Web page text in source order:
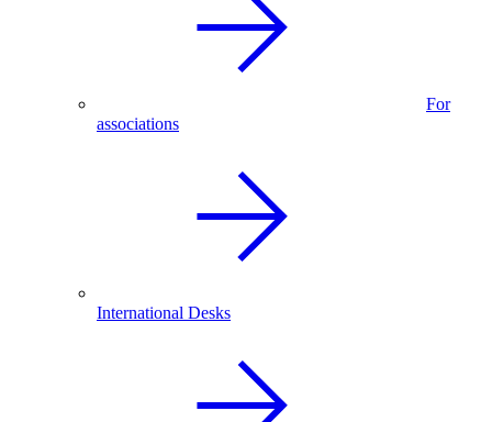
For
associations
International Desks